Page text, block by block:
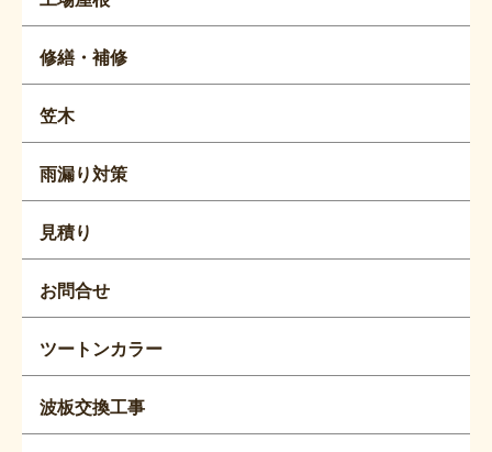
修繕・補修
笠木
雨漏り対策
見積り
お問合せ
ツートンカラー
波板交換工事